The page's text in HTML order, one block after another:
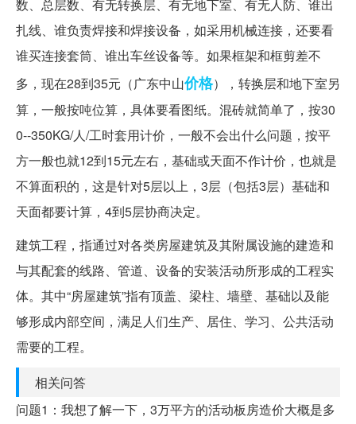
数、总层数、有无转换层、有无地下室、有无人防、谁出
扎线、谁负责焊接和焊接设备，如采用机械连接，还要看
谁买连接套筒、谁出车丝设备等。如果框架和框剪差不
多，现在28到35元（广东中山价格），转换层和地下室另
算，一般按吨位算，具体要看图纸。混砖就简单了，按30
0--350KG/人/工时套用计价，一般不会出什么问题，按平
方一般也就12到15元左右，基础或天面不作计价，也就是
不算面积的，这是针对5层以上，3层（包括3层）基础和
天面都要计算，4到5层协商决定。
建筑工程，指通过对各类房屋建筑及其附属设施的建造和
与其配套的线路、管道、设备的安装活动所形成的工程实
体。其中“房屋建筑”指有顶盖、梁柱、墙壁、基础以及能
够形成内部空间，满足人们生产、居住、学习、公共活动
需要的工程。
相关问答
问题1：我想了解一下，3万平方的活动板房造价大概是多